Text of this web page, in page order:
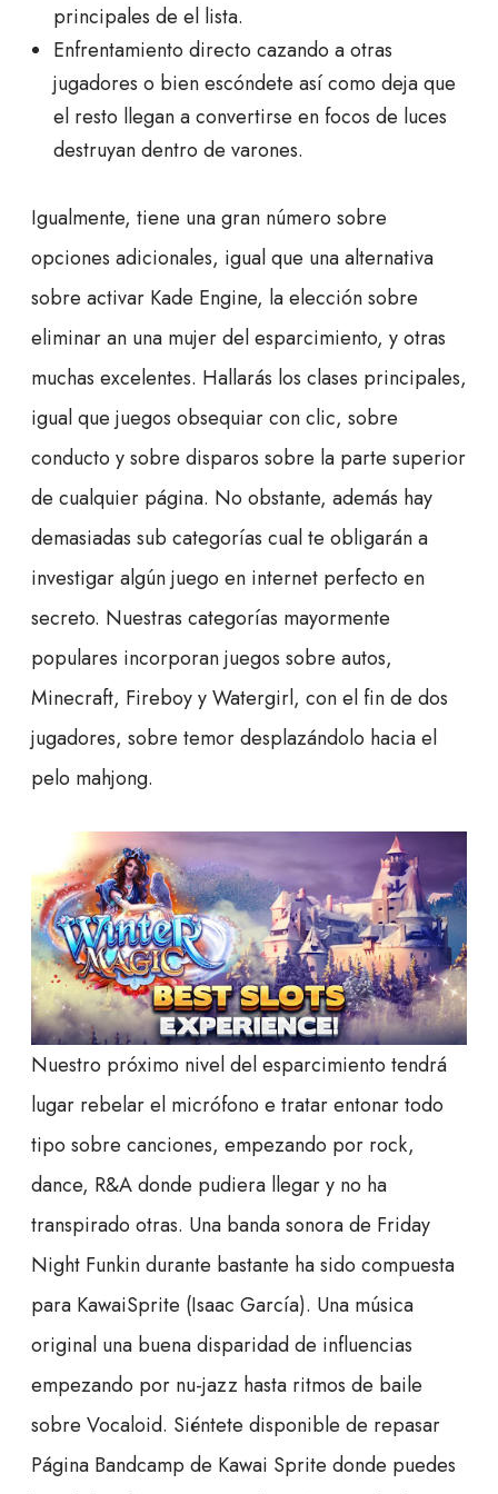
principales de el lista.
Enfrentamiento directo cazando a otras
jugadores o bien escóndete así­ como deja que
el resto llegan a convertirse en focos de luces
destruyan dentro de varones.
Igualmente, tiene una gran número sobre
opciones adicionales, igual que una alternativa
sobre activar Kade Engine, la elección sobre
eliminar an una mujer del esparcimiento, y otras
muchas excelentes. Hallarás los clases principales,
igual que juegos obsequiar con clic, sobre
conducto y sobre disparos sobre la parte superior
de cualquier página. No obstante, además hay
demasiadas sub categorías cual te obligarán a
investigar algún juego en internet perfecto en
secreto. Nuestras categorías mayormente
populares incorporan juegos sobre autos,
Minecraft, Fireboy y Watergirl, con el fin de dos
jugadores, sobre temor desplazándolo hacia el
pelo mahjong.
Nuestro próximo nivel del esparcimiento tendrá
lugar rebelar el micrófono e tratar entonar todo
tipo sobre canciones, empezando por rock,
dance, R&A donde pudiera llegar y no ha
transpirado otras. Una banda sonora de Friday
Night Funkin durante bastante ha sido compuesta
para KawaiSprite (Isaac García). Una música
original una buena disparidad de influencias
empezando por nu-jazz hasta ritmos de baile
sobre Vocaloid. Siéntete disponible de repasar
Página Bandcamp de Kawai Sprite donde puedes